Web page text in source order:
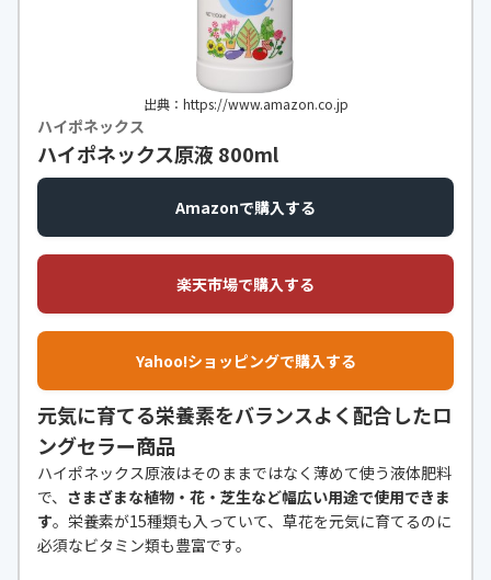
出典：https://www.amazon.co.jp
ハイポネックス
ハイポネックス原液 800ml
Amazonで購入する
楽天市場で購入する
Yahoo!ショッピングで購入する
元気に育てる栄養素をバランスよく配合したロ
ングセラー商品
ハイポネックス原液はそのままではなく薄めて使う液体肥料
で、 さまざまな植物・花・芝生など幅広い用途で使用できま
す。栄養素が15種類も入っていて、草花を元気に育てるのに
必須なビタミン類も豊富です。